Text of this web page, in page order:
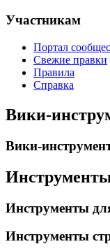
Участникам
Портал
Свежие правки
Правила
Справка
Вики-
Вики-
Инструменты
Инструменты